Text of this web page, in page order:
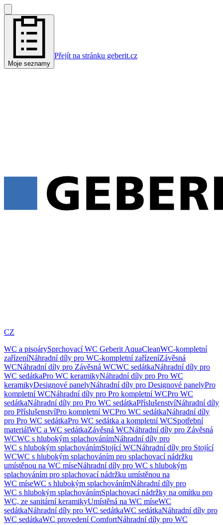
Moje seznamy
Přejít na stránku geberit.cz
CZ
WC a pisoárySprchovací WC Geberit AquaCleanWC-kompletní
zařízeníNáhradní díly pro WC-kompletní zařízeníZávěsná
WCNáhradní díly pro Závěsná WCWC sedátkaNáhradní díly pro
WC sedátkaPro WC keramikyNáhradní díly pro Pro WC
keramikyDesignové panelyNáhradní díly pro Designové panelyPro
kompletní WCNáhradní díly pro Pro kompletní WCPro WC
sedátkaNáhradní díly pro Pro WC sedátkaPříslušenstvíNáhradní díly
pro PříslušenstvíPro kompletní WCPro WC sedátkaNáhradní díly
pro Pro WC sedátkaPro WC sedátka a kompletní WCSpotřební
materiálWC a WC sedátkaZávěsná WCNáhradní díly pro Závěsná
WCWC s hlubokým splachovánímNáhradní díly pro
WC s hlubokým splachovánímStojící WCNáhradní díly pro Stojící
WCWC s hlubokým splachováním pro splachovací nádržku
umístěnou na WC míseNáhradní díly pro WC s hlubokým
splachováním pro splachovací nádržku umístěnou na
WC míseWC s hlubokým splachovánímNáhradní díly pro
WC s hlubokým splachovánímSplachovací nádržky na omítku pro
WC, ze sanitární keramikyUmístěná na WC míseWC
sedátkaNáhradní díly pro WC sedátkaWC sedátkaNáhradní díly pro
WC sedátkaWC provedení ComfortNáhradní díly pro WC